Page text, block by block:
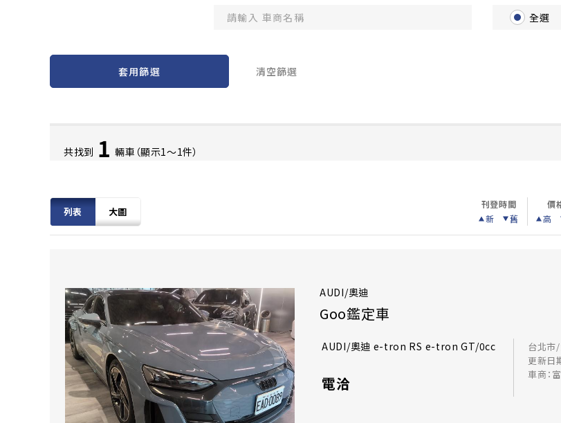
全選
套用篩選 清空篩選
共找到 1 輛車（顯示1〜1件）
列表 大圖
刊登時間
新
舊
價
高
AUDI/奧迪
Goo鑑定車
AUDI/奧迪 e-tron RS e-tron GT/0cc
電洽
台北市
更新日
車商：